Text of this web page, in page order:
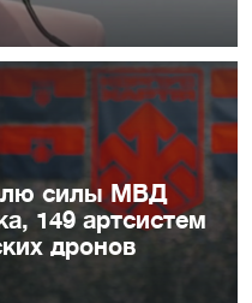
силы МВД
149 артсистем
дронов